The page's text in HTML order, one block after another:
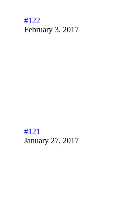
#122
February 3, 2017
#121
January 27, 2017